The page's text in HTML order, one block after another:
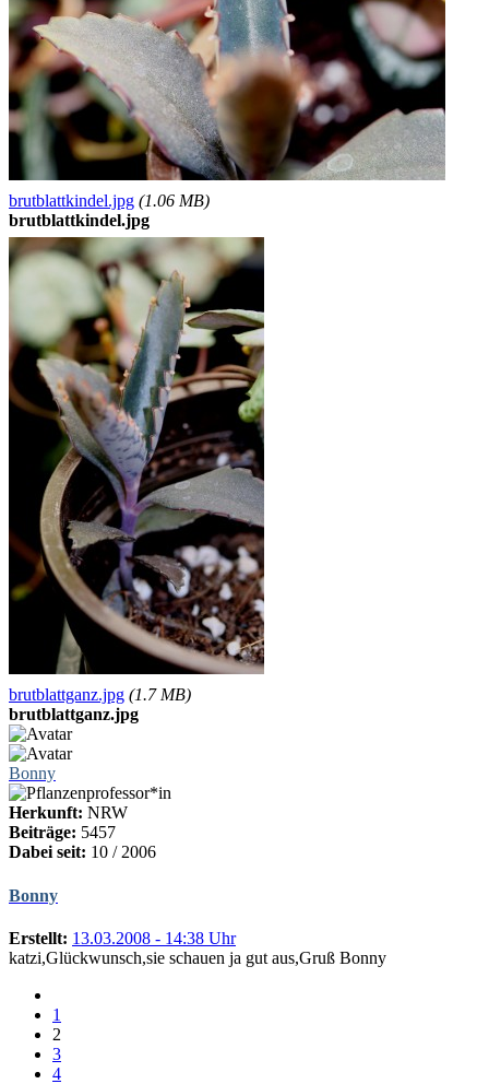
brutblattkindel.jpg (1.06 MB)
brutblattkindel.jpg
brutblattganz.jpg (1.7 MB)
brutblattganz.jpg
Bonny
Herkunft: NRW
Beiträge: 5457
Dabei seit: 10 / 2006
Bonny
Erstellt: 13.03.2008 - 14:38 Uhr
katzi,Glückwunsch,sie schauen ja gut aus,Gruß Bonny
1
2
3
4